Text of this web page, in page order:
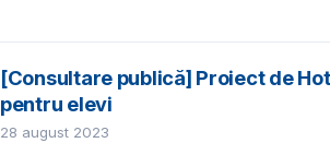
[Consultare publică] Proiect de
pentru elevi
28 august 2023